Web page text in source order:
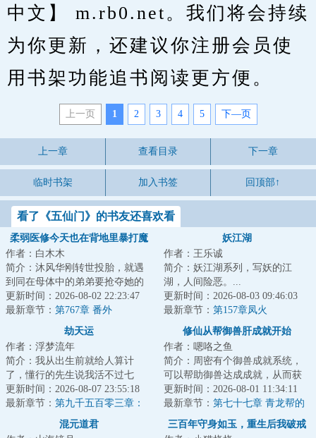
中文】 m.rb0.net。我们将会持续
为你更新，还建议你注册会员使
用书架功能追书阅读更方便。
上一页 1 2 3 4 5 下—页
上一章 查看目录 下一章
临时书架 加入书签 回顶部↑
看了《五仙门》的书友还喜欢看
柔弱医修今天也在背地里暴打魔
作者：白木木
简介：沐风华刚转世投胎，就遇
到同在母体中的弟弟要抢夺她的
生命力。于是，沐风华还在母体
中就开始了打弟...
更新时间：2026-08-02 22:23:47
最新章节： 第767章 番外
妖江湖
作者：王乐诚
简介：妖江湖系列，写妖的江
湖，人间险恶。...
更新时间：2026-08-03 09:46:03
最新章节： 第157章凤火
劫天运
作者：浮梦流年
简介：我从出生前就给人算计
了，懂行的先生说我活不过七
岁。外婆为了救我，给我娶了童
养媳，让我过起了安...
更新时间：2026-08-07 23:55:18
最新章节： 第九千五百零三章：
修仙从帮御兽肝成就开始
作者：嗯咯之鱼
简介：周密有个御兽成就系统，
可以帮助御兽达成成就，从而获
得源点，使御兽进化。
&lt;br/&gt;......&lt;b...
更新时间：2026-08-01 11:34:11
最新章节： 第七十七章 青龙帮的
新帮主
混元道君
三百年守身如玉，重生后我破戒